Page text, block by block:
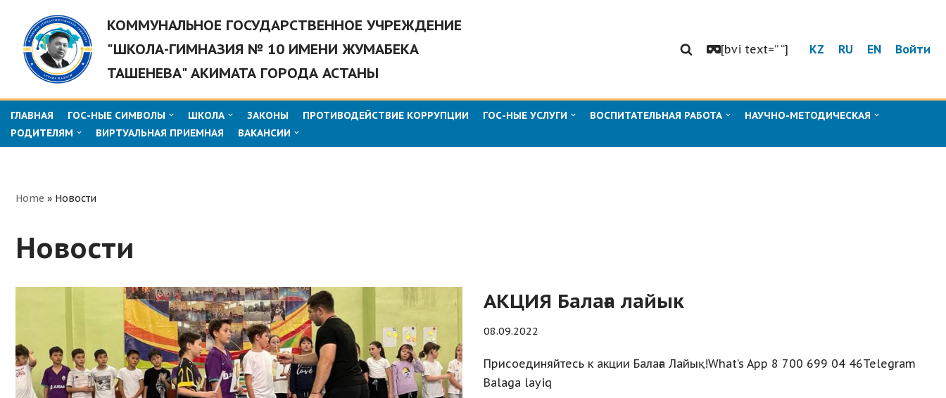
Перейти
содержимому
КОММУНАЛЬНОЕ ГОСУДАРСТВЕННОЕ УЧРЕЖДЕНИЕ
"ШКОЛА-ГИМНАЗИЯ № 10 ИМЕНИ ЖУМАБЕКА
ТАШЕНЕВА" АКИМАТА ГОРОДА АСТАНЫ
[bvi text=” “] KZ RU EN Войти
ГЛАВНАЯ ГОС-НЫЕ СИМВОЛЫ ШКОЛА ЗАКОНЫ ПРОТИВОДЕЙСТВИЕ КОРРУПЦИИ ГОС-НЫЕ УСЛУГИ ВОСПИТАТЕЛЬНАЯ РАБОТА
НАУЧНО-МЕТОДИЧЕСКАЯ
РОДИТЕЛЯМ
ВИРТУАЛЬНАЯ ПРИЕМНАЯ ВАКАНСИИ
Home » Новости
Новости
АКЦИЯ Балаға лайык
08.09.2022
Присоединяйтесь к акции Балаға Лайық!What’s App 8 700 699 04 46Telegram
Balaga layiq